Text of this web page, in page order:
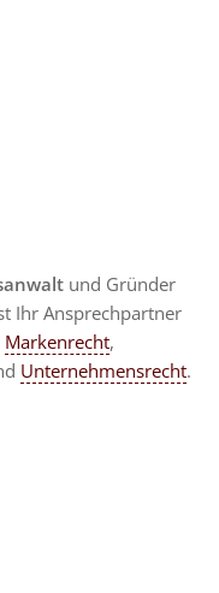
und Gründer
Ihr Ansprechpartner
Markenrecht,
Unternehmensrecht.